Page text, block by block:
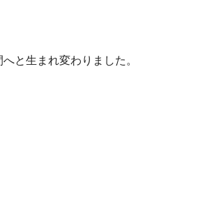
と生まれ変わりました。